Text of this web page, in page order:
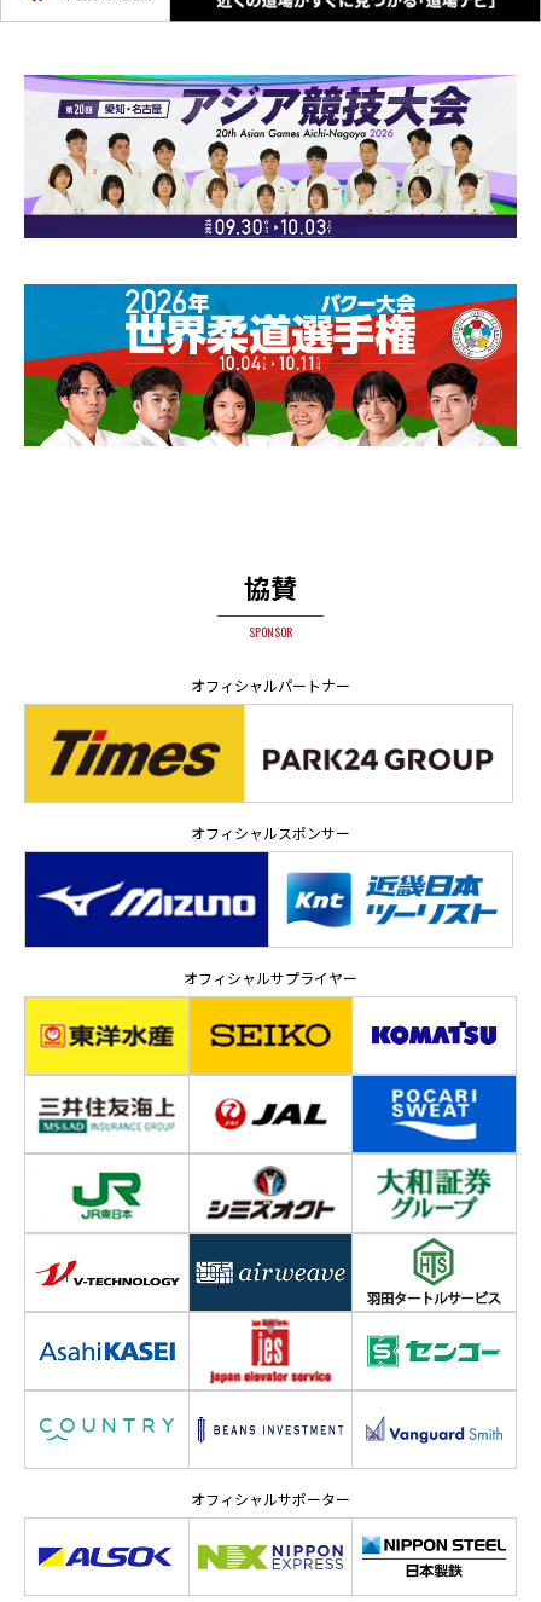
協賛
SPONSOR
オフィシャルパートナー
オフィシャルスポンサー
オフィシャルサプライヤー
オフィシャルサポーター